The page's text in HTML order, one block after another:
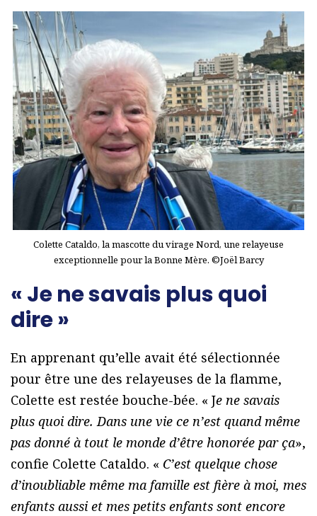
Colette Cataldo, la mascotte du virage Nord, une relayeuse
exceptionnelle pour la Bonne Mère. ©Joël Barcy
« Je ne savais plus quoi
dire »
En apprenant qu’elle avait été sélectionnée
pour être une des relayeuses de la flamme,
Colette est restée bouche-bée. « Je ne savais
plus quoi dire. Dans une vie ce n’est quand même
pas donné à tout le monde d’être honorée par ça»,
confie Colette Cataldo. « C’est quelque chose
d’inoubliable même ma famille est fière à moi, mes
enfants aussi et mes petits enfants sont encore